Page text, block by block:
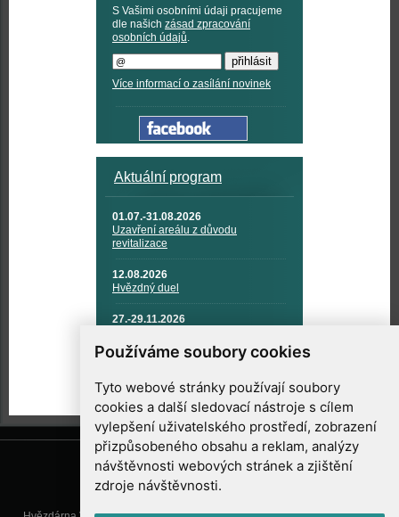
Používáme soubory cookies
Tyto webové stránky používají soubory
cookies a další sledovací nástroje s cílem
vylepšení uživatelského prostředí, zobrazení
přizpůsobeného obsahu a reklam, analýzy
návštěvnosti webových stránek a zjištění
zdroje návštěvnosti.
S Vašimi osobními údaji pracujeme
dle našich zásad zpracování
osobních údajů.
Více informací o zasílání novinek
Aktuální program
01.07.-31.08.2026
Uzavření areálu z důvodu
revitalizace
12.08.2026
Hvězdný duel
27.-29.11.2026
TECHNIKA A KOSMICKÉ
TECHNOLOGIE